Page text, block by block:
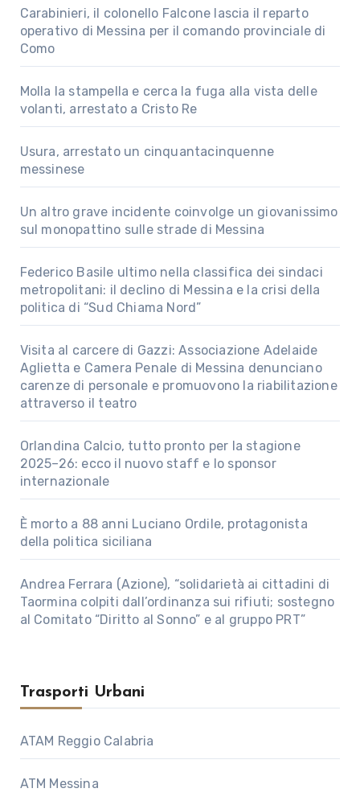
Carabinieri, il colonello Falcone lascia il reparto
operativo di Messina per il comando provinciale di
Como
Molla la stampella e cerca la fuga alla vista delle
volanti, arrestato a Cristo Re
Usura, arrestato un cinquantacinquenne
messinese
Un altro grave incidente coinvolge un giovanissimo
sul monopattino sulle strade di Messina
Federico Basile ultimo nella classifica dei sindaci
metropolitani: il declino di Messina e la crisi della
politica di “Sud Chiama Nord”
Visita al carcere di Gazzi: Associazione Adelaide
Aglietta e Camera Penale di Messina denunciano
carenze di personale e promuovono la riabilitazione
attraverso il teatro
Orlandina Calcio, tutto pronto per la stagione
2025–26: ecco il nuovo staff e lo sponsor
internazionale
È morto a 88 anni Luciano Ordile, protagonista
della politica siciliana
Andrea Ferrara (Azione), “solidarietà ai cittadini di
Taormina colpiti dall’ordinanza sui rifiuti; sostegno
al Comitato “Diritto al Sonno” e al gruppo PRT”
Trasporti Urbani
ATAM Reggio Calabria
ATM Messina